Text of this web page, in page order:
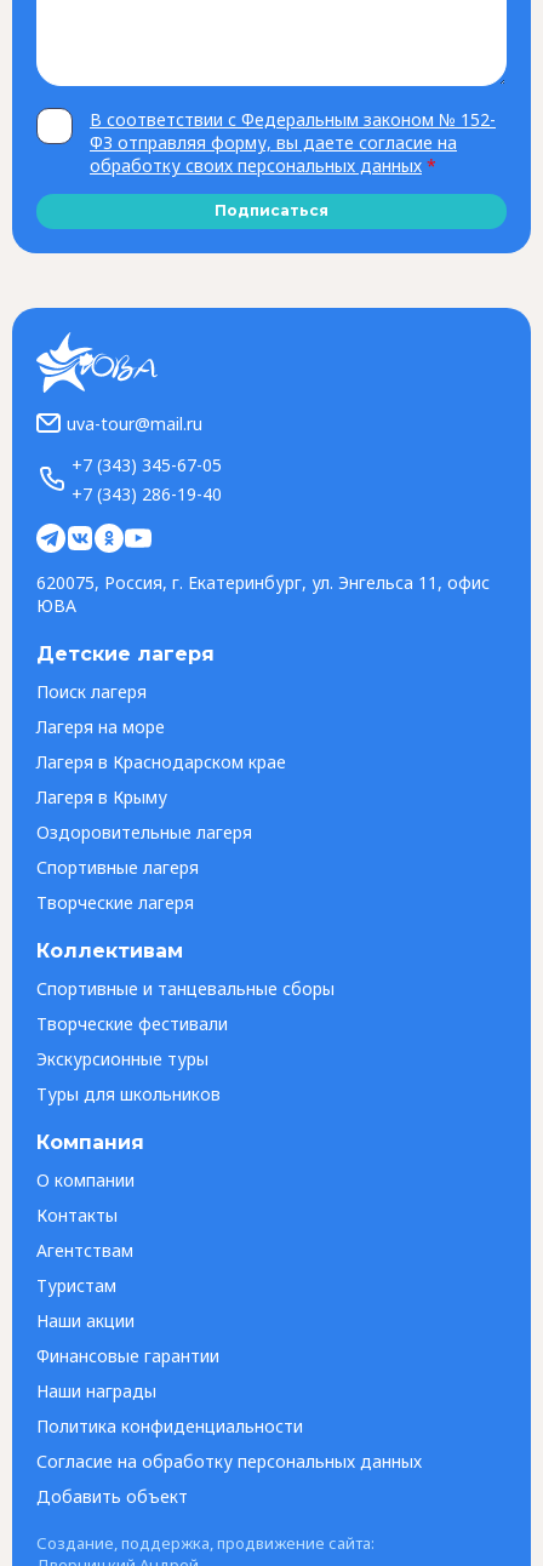
В соответствии с Федеральным законом № 152-
ФЗ отправляя форму, вы даете согласие на
обработку своих персональных данных *
Подписаться
uva-tour@mail.ru
+7 (343) 345-67-05
+7 (343) 286-19-40
620075, Россия, г. Екатеринбург, ул. Энгельса 11, офис
ЮВА
Детские лагеря
Поиск лагеря
Лагеря на море
Лагеря в Краснодарском крае
Лагеря в Крыму
Оздоровительные лагеря
Спортивные лагеря
Творческие лагеря
Коллективам
Спортивные и танцевальные сборы
Творческие фестивали
Экскурсионные туры
Туры для школьников
Компания
О компании
Контакты
Агентствам
Туристам
Наши акции
Финансовые гарантии
Наши награды
Политика конфиденциальности
Согласие на обработку персональных данных
Добавить объект
Создание, поддержка, продвижение сайта: